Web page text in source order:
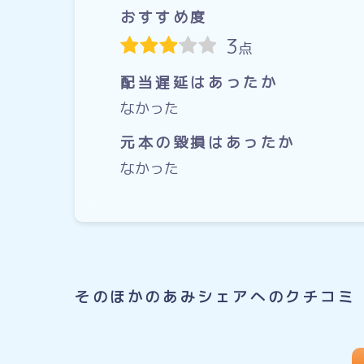
おすすめ度
3点
配当遅延はあったか
なかった
元本の毀損はあったか
なかった
そのほかのあみシェアへのクチコミ